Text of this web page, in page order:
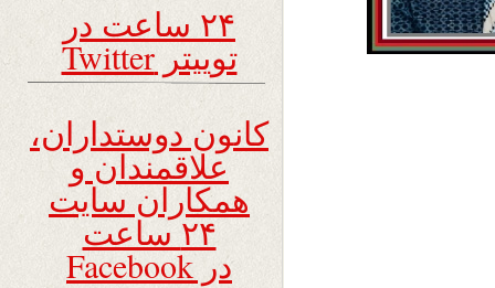
۲۴ ساعت در
توییتر Twitter
کانون دوستداران،
علاقمندان و
همکاران سایت
۲۴ ساعت
در Facebook